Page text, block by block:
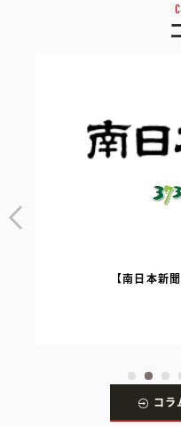
【南日本新
コラ